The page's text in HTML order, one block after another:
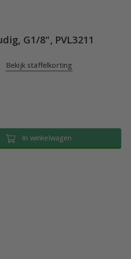
G1/8", PVL3211
Bekijk staffelkorting
In winkelwagen